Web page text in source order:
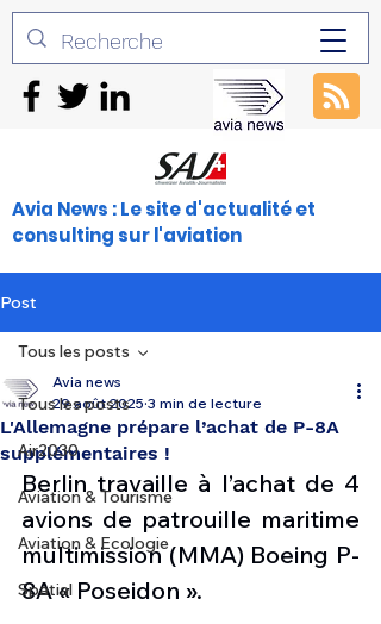
Avia News : Le site d'actualité et
consulting sur l'aviation
Post
Tous les posts
Air2030
Aviation & Tourisme
Aviation & Ecologie
Spatial
Tous les posts
L'Allemagne prépare l’achat de P-8A
supplémentaires !
Avia news
29 août 2025 3 min de lecture
Berlin travaille à l’achat de 4
avions de patrouille maritime
multimission (MMA) Boeing P-
8A « Poseidon ».